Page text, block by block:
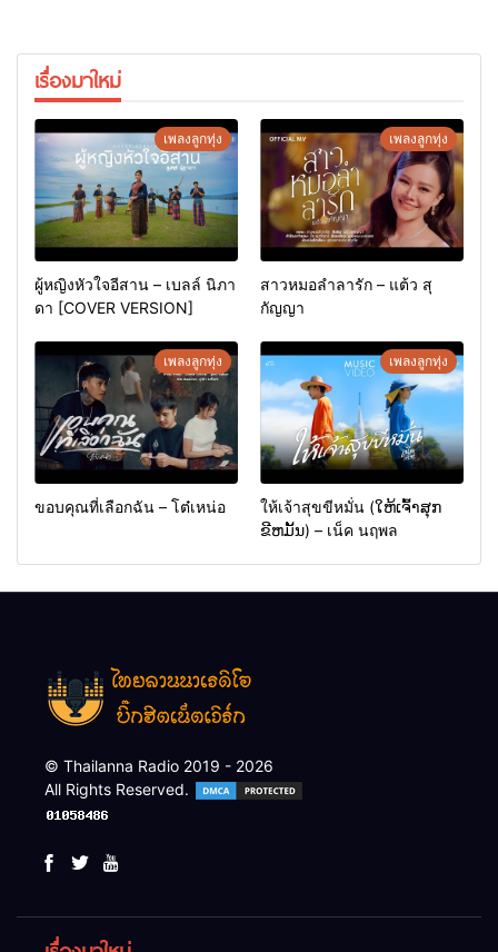
เรื่องมาใหม่
เพลงลูกทุ่ง
ผู้หญิงหัวใจอีสาน – เบลล์ นิภา
ดา [COVER VERSION]
เพลงลูกทุ่ง
สาวหมอลำลารัก – แต้ว สุ
กัญญา
เพลงลูกทุ่ง
ขอบคุณที่เลือกฉัน – โต๋เหน่อ
เพลงลูกทุ่ง
ให้เจ้าสุขขีหมั่น (ໃຫ້ເຈົ້າສຸກ
ຂີຫມັ້ນ) – เน็ค นฤพล
© Thailanna Radio 2019 - 2026
All Rights Reserved.